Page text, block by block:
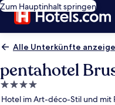
Zum Hauptinhalt springen
Alle Unterkünfte
pentahotel
4.0-
Sterne-
Hotel im Art-déco-Stil und mit